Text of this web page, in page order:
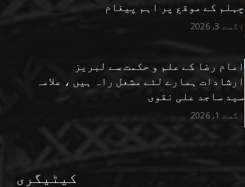
چہلم کے موقع پر اہم پیغام
اگست 3, 2026
امام رضا کے علم و حکمت سے لبریز
ارشادات ہمارے لئے مشعل راہ ہیں ، علامہ
سید ساجد علی نقوی
اگست 1, 2026
کیٹیگری